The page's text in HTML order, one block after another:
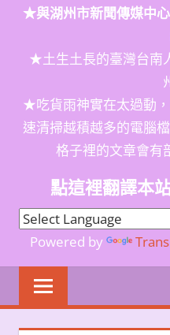
★與湖州市新聞傳媒中
★土生土長的臺灣台南
★吃貨雨神實在太過動
速清掃越積越多的電腦
格子裡的文章會有
點這裡翻譯本
Powered by